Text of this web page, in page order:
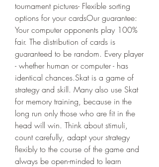
tournament pictures- Flexible sorting
options for your cardsOur guarantee:
Your computer opponents play 100%
fair. The distribution of cards is
guaranteed to be random. Every player
- whether human or computer - has
identical chances.Skat is a game of
strategy and skill. Many also use Skat
for memory training, because in the
long run only those who are fit in the
head will win. Think about stimuli,
count carefully, adapt your strategy
flexibly to the course of the game and
always be open-minded to learn